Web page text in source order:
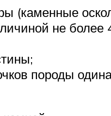
(каменные
не более
породы